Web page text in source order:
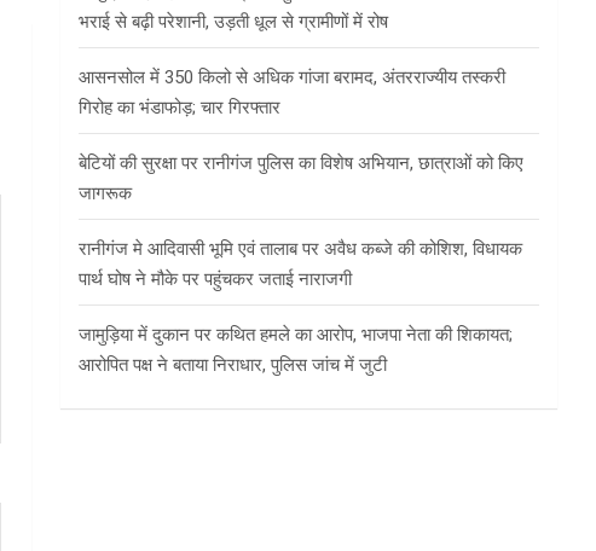
भराई से बढ़ी परेशानी, उड़ती धूल से ग्रामीणों में रोष
आसनसोल में 350 किलो से अधिक गांजा बरामद, अंतरराज्यीय तस्करी
गिरोह का भंडाफोड़; चार गिरफ्तार
बेटियों की सुरक्षा पर रानीगंज पुलिस का विशेष अभियान, छात्राओं को किए
जागरूक
रानीगंज मे आदिवासी भूमि एवं तालाब पर अवैध कब्जे की कोशिश, विधायक
पार्थ घोष ने मौके पर पहुंचकर जताई नाराजगी
जामुड़िया में दुकान पर कथित हमले का आरोप, भाजपा नेता की शिकायत;
आरोपित पक्ष ने बताया निराधार, पुलिस जांच में जुटी